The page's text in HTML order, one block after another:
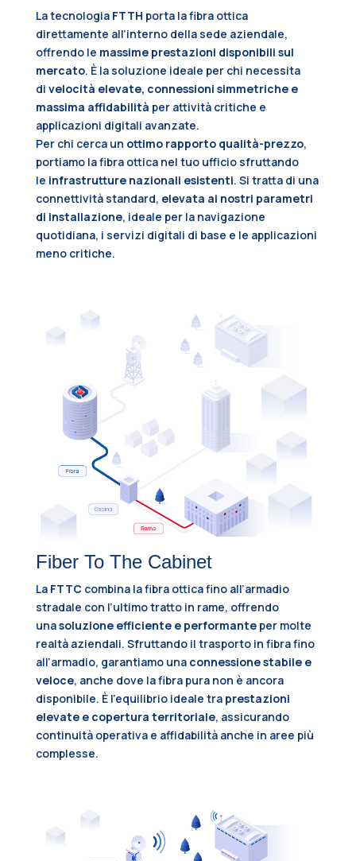
La tecnologia FTTH porta la fibra ottica
direttamente all’interno della sede aziendale,
offrendo le massime prestazioni disponibili sul
mercato. È la soluzione ideale per chi necessita
di velocità elevate, connessioni simmetriche e
massima affidabilità per attività critiche e
applicazioni digitali avanzate.
Per chi cerca un ottimo rapporto qualità-prezzo,
portiamo la fibra ottica nel tuo ufficio sfruttando
le infrastrutture nazionali esistenti. Si tratta di una
connettività standard, elevata ai nostri parametri
di installazione, ideale per la navigazione
quotidiana, i servizi digitali di base e le applicazioni
meno critiche.
Fiber To The Cabinet
La FTTC combina la fibra ottica fino all’armadio
stradale con l’ultimo tratto in rame, offrendo
unasoluzione efficiente e performanteper molte
realtà aziendali. Sfruttando il trasporto in fibra fino
all’armadio, garantiamo una connessione stabile e
veloce, anche dove la fibra pura non è ancora
disponibile. È l’equilibrio ideale tra prestazioni
elevate e copertura territoriale, assicurando
continuità operativa e affidabilità anche in aree più
complesse.